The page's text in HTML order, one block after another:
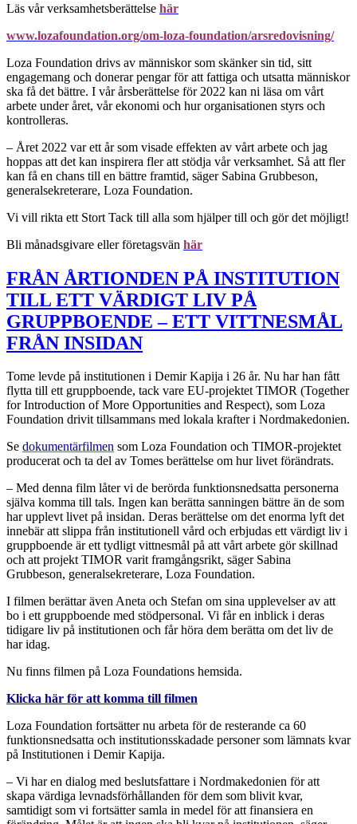
Läs vår verksamhetsberättelse här
www.lozafoundation.org/om-loza-foundation/arsredovisning/
Loza Foundation drivs av människor som skänker sin tid, sitt
engagemang och donerar pengar för att fattiga och utsatta människor
ska få det bättre. I vår årsberättelse för 2022 kan ni läsa om vårt
arbete under året, vår ekonomi och hur organisationen styrs och
kontrolleras.
– Året 2022 var ett år som visade effekten av vårt arbete och jag
hoppas att det kan inspirera fler att stödja vår verksamhet. Så att fler
kan få en chans till en bättre framtid, säger Sabina Grubbeson,
generalsekreterare, Loza Foundation.
Vi vill rikta ett Stort Tack till alla som hjälper till och gör det möjligt!
Bli månadsgivare eller företagsvän här
FRÅN ÅRTIONDEN PÅ INSTITUTION
TILL ETT VÄRDIGT LIV PÅ
GRUPPBOENDE – ETT VITTNESMÅL
FRÅN INSIDAN
Tome levde på institutionen i Demir Kapija i 26 år. Nu har han fått
flytta till ett gruppboende, tack vare EU-projektet TIMOR (Together
for Introduction of More Opportunities and Respect), som Loza
Foundation drivit tillsammans med lokala krafter i Nordmakedonien.
Se dokumentärfilmen som Loza Foundation och TIMOR-projektet
producerat och ta del av Tomes berättelse om hur livet förändrats.
– Med denna film låter vi de berörda funktionsnedsatta personerna
själva komma till tals. Ingen kan berätta sanningen bättre än de som
har upplevt livet på insidan. Deras berättelse om det enorma lyft det
innebär att slippa från institutionell vård och erbjudas ett värdigt liv i
gruppboende är ett tydligt vittnesmål på att vårt arbete gör skillnad
och att projekt TIMOR varit framgångsrikt, säger Sabina
Grubbeson, generalsekreterare, Loza Foundation.
I filmen berättar även Aneta och Stefan om sina upplevelser av att
bo i ett gruppboende med stödpersonal. Vi får en inblick i deras
tidigare liv på institutionen och får höra dem berätta om det liv de
har idag.
Nu finns filmen på Loza Foundations hemsida.
Klicka här för att komma till filmen
Loza Foundation fortsätter nu arbeta för de resterande ca 60
funktionsnedsatta och institutionsskadade personer som lämnats kvar
på Institutionen i Demir Kapija.
– Vi har en dialog med beslutsfattare i Nordmakedonien för att
skapa värdiga levnadsförhållanden för dem som blivit kvar,
samtidigt som vi fortsätter samla in medel för att finansiera en